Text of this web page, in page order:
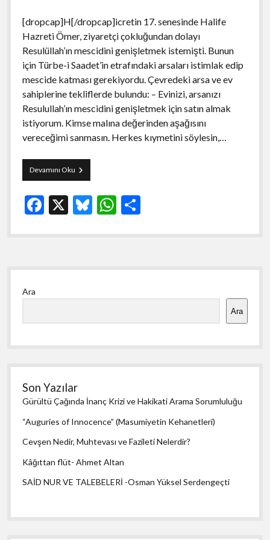
[dropcap]H[/dropcap]icretin 17. senesinde Halife
Hazreti Ömer, ziyaretçi çokluğundan dolayı
Resulüllah’ın mescidini genişletmek istemişti. Bunun
için Türbe-i Saadet’in etrafındaki arsaları istimlak edip
mescide katması gerekiyordu. Çevredeki arsa ve ev
sahiplerine tekliflerde bulundu: – Evinizi, arsanızı
Resulullah’ın mescidini genişletmek için satın almak
istiyorum. Kimse malına değerinden aşağısını
vereceğimi sanmasın. Herkes kıymetini söylesin,…
Devamını Okuİlk
İnsan
Mahkemesi
F
o
k
X Bl W
p
p
S
Yan
Menü
Ara
Ara
Son Yazılar
Gürültü Çağında İnanç Krizi ve Hakikati Arama Sorumluluğu
“Auguries of Innocence” (Masumiyetin Kehanetleri)
Cevşen Nedir, Muhtevası ve Fazileti Nelerdir?
Kâğıttan flüt- Ahmet Altan
SAİD NUR VE TALEBELERİ -Osman Yüksel Serdengeçti